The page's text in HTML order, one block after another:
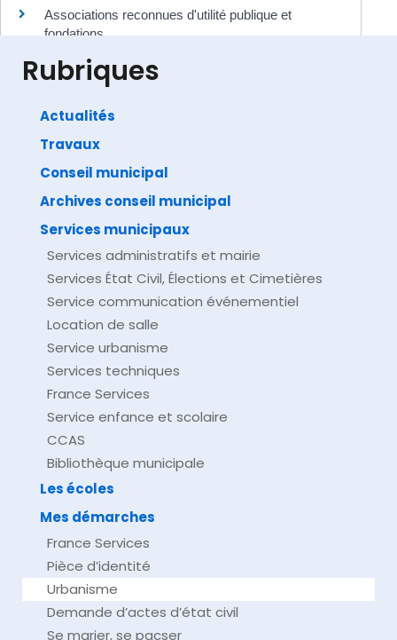
Associations reconnues d'utilité publique et
fondations
Direction de l'information légale et administrative
Rubriques
Actualités
Travaux
Conseil municipal
Archives conseil municipal
Services municipaux
Services administratifs et mairie
Services État Civil, Élections et Cimetières
Service communication événementiel
Location de salle
Service urbanisme
Services techniques
France Services
Service enfance et scolaire
CCAS
Bibliothèque municipale
Les écoles
Mes démarches
France Services
Pièce d’identité
Urbanisme
Demande d’actes d’état civil
Se marier, se pacser